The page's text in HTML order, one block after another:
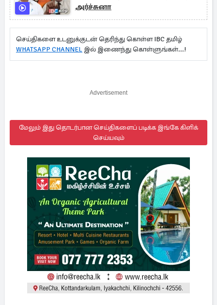
அர்ச்சுனா
செய்திகளை உடனுக்குடன் தெரிந்து கொள்ள IBC தமிழ்
WHATSAPP CHANNEL இல் இணைந்து கொள்ளுங்கள்...!
Advertisement
மேலும் இது தொடர்பான செய்திகளைப் படிக்க இங்கே கிளிக்
செய்யவும்